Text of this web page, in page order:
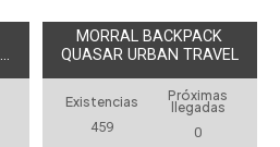
MORRAL BACKPACK
QUASAR URBAN TRAVEL
Existencias
459
Próximas
llegadas
0